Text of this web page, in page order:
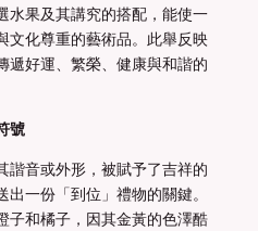
水果及其講究的搭配，能使一
文化尊重的藝術品。此舉反映
遞好運、繁榮、健康與和諧的
號
諧音或外形，被賦予了吉祥的
一份「到位」禮物的關鍵。
子和橘子，因其金黃的色澤酷